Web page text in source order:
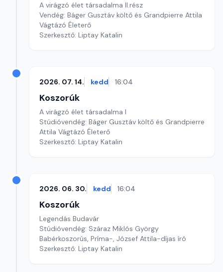
A virágzó élet társadalma II.rész
Vendég: Báger Gusztáv költő és Grandpierre Attila
Vágtázó Életerő
Szerkesztő: Liptay Katalin
2026. 07. 14. kedd 16:04
Koszorúk
A virágzó élet társadalma I
Stúdióvendég: Báger Gusztáv költő és Grandpierre
Attila Vágtázó Életerő
Szerkesztő: Liptay Katalin
2026. 06. 30. kedd 16:04
Koszorúk
Legendás Budavár
Stúdióvendég: Száraz Miklós György
Babérkoszorús, Príma-, József Attila-díjas író
Szerkesztő: Liptay Katalin